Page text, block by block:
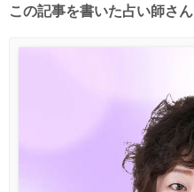
この記事を書いた占い師さん